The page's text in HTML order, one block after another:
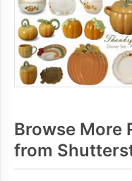
Browse More
from